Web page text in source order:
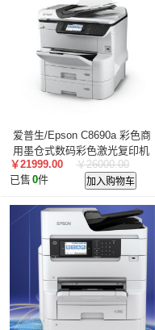
捷宇/
叠云/
蓝胜卡顿/
惠科/HKC
索诺克/
歌派/GEPAD
英士/inASK
顶尖/
中喆/
华高/
艾博德
海天地/
科达
理光
普印力
爱普生/Epson C8690a 彩色商
用墨仓式数码彩色激光复印机
￥21999.00
￥26000.00
已售 0件 加入购物车